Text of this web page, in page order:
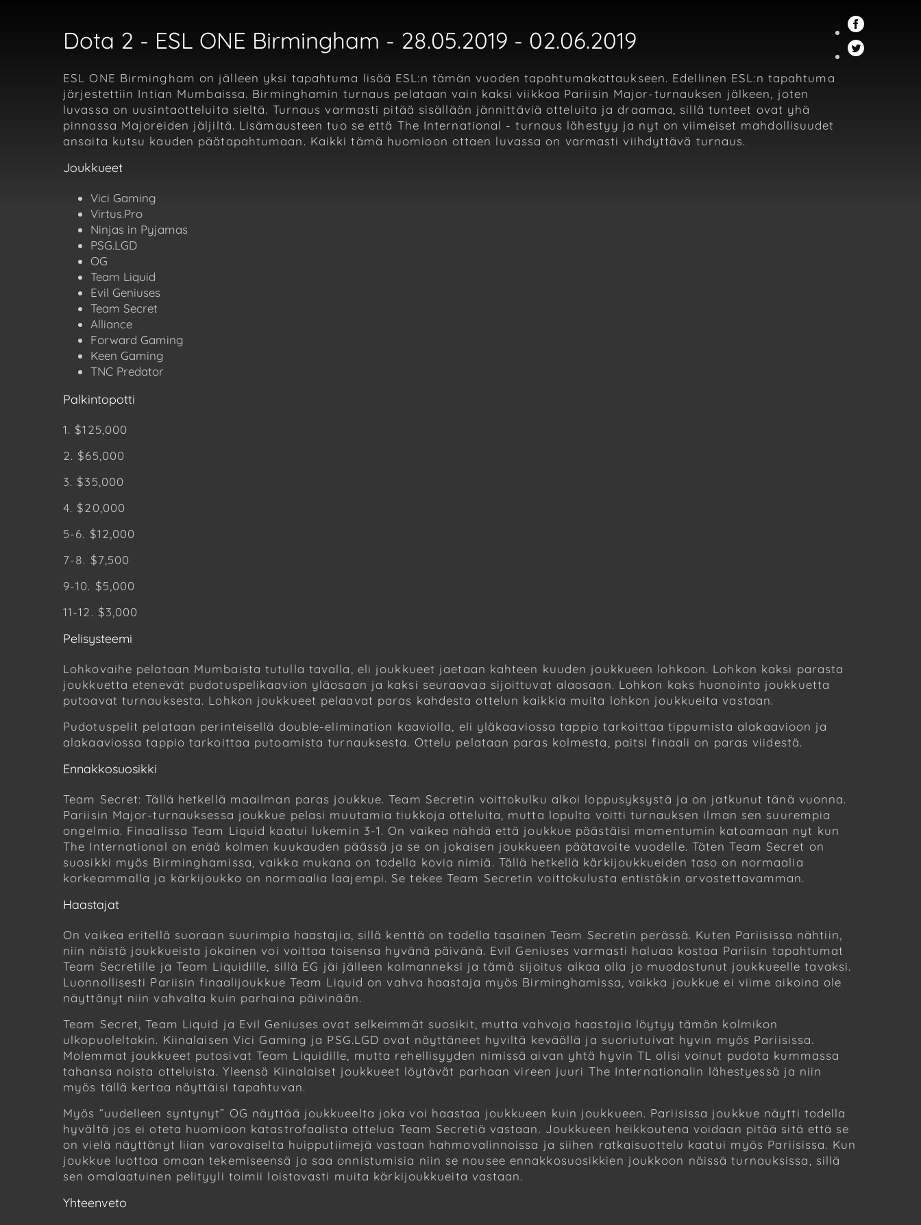
Dota 2 - ESL ONE Birmingham - 28.05.2019 - 02.06.2019
ESL ONE Birmingham on jälleen yksi tapahtuma lisää ESL:n tämän vuoden tapahtumakattaukseen. Edellinen ESL:n tapahtuma
järjestettiin Intian Mumbaissa. Birminghamin turnaus pelataan vain kaksi viikkoa Pariisin Major-turnauksen jälkeen, joten
luvassa on uusintaotteluita sieltä. Turnaus varmasti pitää sisällään jännittäviä otteluita ja draamaa, sillä tunteet ovat yhä
pinnassa Majoreiden jäljiltä. Lisämausteen tuo se että The International - turnaus lähestyy ja nyt on viimeiset mahdollisuudet
ansaita kutsu kauden päätapahtumaan. Kaikki tämä huomioon ottaen luvassa on varmasti viihdyttävä turnaus.
Joukkueet
Vici Gaming
Virtus.Pro
Ninjas in Pyjamas
PSG.LGD
OG
Team Liquid
Evil Geniuses
Team Secret
Alliance
Forward Gaming
Keen Gaming
TNC Predator
Palkintopotti
1. $125,000
2. $65,000
3. $35,000
4. $20,000
5-6. $12,000
7-8. $7,500
9-10. $5,000
11-12. $3,000
Pelisysteemi
Lohkovaihe pelataan Mumbaista tutulla tavalla, eli joukkueet jaetaan kahteen kuuden joukkueen lohkoon. Lohkon kaksi parasta
joukkuetta etenevät pudotuspelikaavion yläosaan ja kaksi seuraavaa sijoittuvat alaosaan. Lohkon kaks huonointa joukkuetta
putoavat turnauksesta. Lohkon joukkueet pelaavat paras kahdesta ottelun kaikkia muita lohkon joukkueita vastaan.
Pudotuspelit pelataan perinteisellä double-elimination kaaviolla, eli yläkaaviossa tappio tarkoittaa tippumista alakaavioon ja
alakaaviossa tappio tarkoittaa putoamista turnauksesta. Ottelu pelataan paras kolmesta, paitsi finaali on paras viidestä.
Ennakkosuosikki
Team Secret: Tällä hetkellä maailman paras joukkue. Team Secretin voittokulku alkoi loppusyksystä ja on jatkunut tänä vuonna.
Pariisin Major-turnauksessa joukkue pelasi muutamia tiukkoja otteluita, mutta lopulta voitti turnauksen ilman sen suurempia
ongelmia. Finaalissa Team Liquid kaatui lukemin 3-1. On vaikea nähdä että joukkue päästäisi momentumin katoamaan nyt kun
The International on enää kolmen kuukauden päässä ja se on jokaisen joukkueen päätavoite vuodelle. Täten Team Secret on
suosikki myös Birminghamissa, vaikka mukana on todella kovia nimiä. Tällä hetkellä kärkijoukkueiden taso on normaalia
korkeammalla ja kärkijoukko on normaalia laajempi. Se tekee Team Secretin voittokulusta entistäkin arvostettavamman.
Haastajat
On vaikea eritellä suoraan suurimpia haastajia, sillä kenttä on todella tasainen Team Secretin perässä. Kuten Pariisissa nähtiin,
niin näistä joukkueista jokainen voi voittaa toisensa hyvänä päivänä. Evil Geniuses varmasti haluaa kostaa Pariisin tapahtumat
Team Secretille ja Team Liquidille, sillä EG jäi jälleen kolmanneksi ja tämä sijoitus alkaa olla jo muodostunut joukkueelle tavaksi.
Luonnollisesti Pariisin finaalijoukkue Team Liquid on vahva haastaja myös Birminghamissa, vaikka joukkue ei viime aikoina ole
näyttänyt niin vahvalta kuin parhaina päivinään.
Team Secret, Team Liquid ja Evil Geniuses ovat selkeimmät suosikit, mutta vahvoja haastajia löytyy tämän kolmikon
ulkopuoleltakin. Kiinalaisen Vici Gaming ja PSG.LGD ovat näyttäneet hyviltä keväällä ja suoriutuivat hyvin myös Pariisissa.
Molemmat joukkueet putosivat Team Liquidille, mutta rehellisyyden nimissä aivan yhtä hyvin TL olisi voinut pudota kummassa
tahansa noista otteluista. Yleensä Kiinalaiset joukkueet löytävät parhaan vireen juuri The Internationalin lähestyessä ja niin
myös tällä kertaa näyttäisi tapahtuvan.
Myös “uudelleen syntynyt” OG näyttää joukkueelta joka voi haastaa joukkueen kuin joukkueen. Pariisissa joukkue näytti todella
hyvältä jos ei oteta huomioon katastrofaalista ottelua Team Secretiä vastaan. Joukkueen heikkoutena voidaan pitää sitä että se
on vielä näyttänyt liian varovaiselta huipputiimejä vastaan hahmovalinnoissa ja siihen ratkaisuottelu kaatui myös Pariisissa. Kun
joukkue luottaa omaan tekemiseensä ja saa onnistumisia niin se nousee ennakkosuosikkien joukkoon näissä turnauksissa, sillä
sen omalaatuinen pelityyli toimii loistavasti muita kärkijoukkueita vastaan.
Yhteenveto